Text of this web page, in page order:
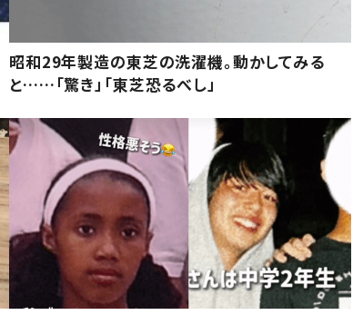
昭和29年製造の東芝の洗濯機。動かしてみる
と……「驚き」「東芝恐るべし」